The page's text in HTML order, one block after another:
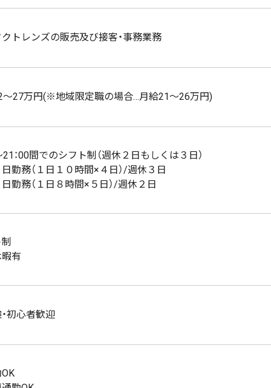
トレンズの販売及び接客・事務業務
～27万円(※地域限定職の場合…月給21～26万円)
21：00間でのシフト制（週休２日もしくは３日）
勤務（１日１０時間×４日）/週休３日
勤務（１日８時間×５日）/週休２日
有
初心者歓迎